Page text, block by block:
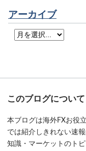
アーカイブ
このブログについて
本ブログは海外FXお役
では紹介しきれない速
知識・マーケットのト